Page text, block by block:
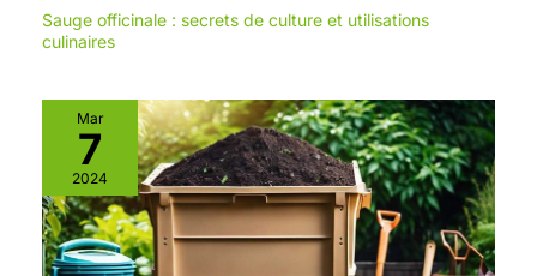
Sauge officinale : secrets de culture et utilisations
culinaires
Mar
7
2024